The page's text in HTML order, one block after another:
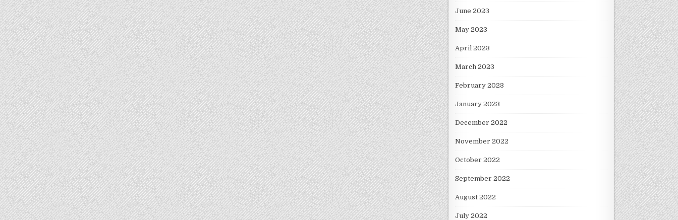
June 2023
May 2023
April 2023
March 2023
February 2023
January 2023
December 2022
November 2022
October 2022
September 2022
August 2022
July 2022